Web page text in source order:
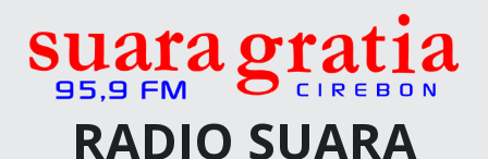
RADIO SUARA